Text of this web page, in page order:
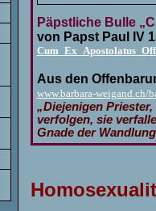
Päpstliche Bulle
von Papst Paul IV
Aus den
www.barbara-weigand.ch/
„Diejenigen
verfolgen, sie
Gnade der